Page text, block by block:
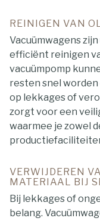
REINIGEN VAN
Vacuümwagens
efficiënt reinigen
vacuümpomp
resten snel
op lekkages of
zorgt voor een
waarmee je zowel
VERWIJDEREN
MATERIAAL BIJ
Bij lekkages of
belang.